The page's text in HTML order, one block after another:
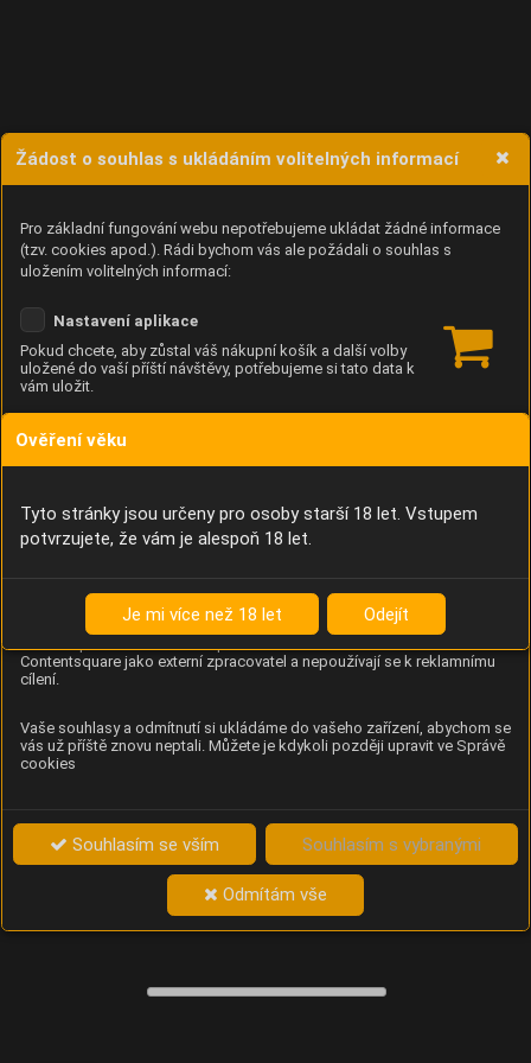
Žádost o souhlas s ukládáním volitelných informací
Pro základní fungování webu nepotřebujeme ukládat žádné informace
(tzv. cookies apod.). Rádi bychom vás ale požádali o souhlas s
uložením volitelných informací:
Nastavení aplikace
Pokud chcete, aby zůstal váš nákupní košík a další volby
uložené do vaší příští návštěvy, potřebujeme si tato data k
vám uložit.
Anonymní unikátní ID
Díky němu příště poznáme, že se jedná o stejné zařízení, a
Identifikátor je zcela anonymní.
Analýza chování návštěvníků na webu (pohyb kurzoru,
kliknutí, procházení stránek a heatmapy), která
provozovateli e-shopu Betelné škopek pomáhá zlepšovat
Contentsquare jako externí zpracovatel a nepoužívají se k reklamnímu
cílení.
Vaše souhlasy a odmítnutí si ukládáme do vašeho zařízení, abychom se
vás už příště znovu neptali. Můžete je kdykoli později upravit ve Správě
cookies
Souhlasím se vším Souhlasím s vybranými
Odmítám vše
Ověření věku
Tyto stránky jsou určeny pro osoby starší 18 let. Vstupem
potvrzujete, že vám je alespoň 18 let.
Je mi více než 18 let Odejít